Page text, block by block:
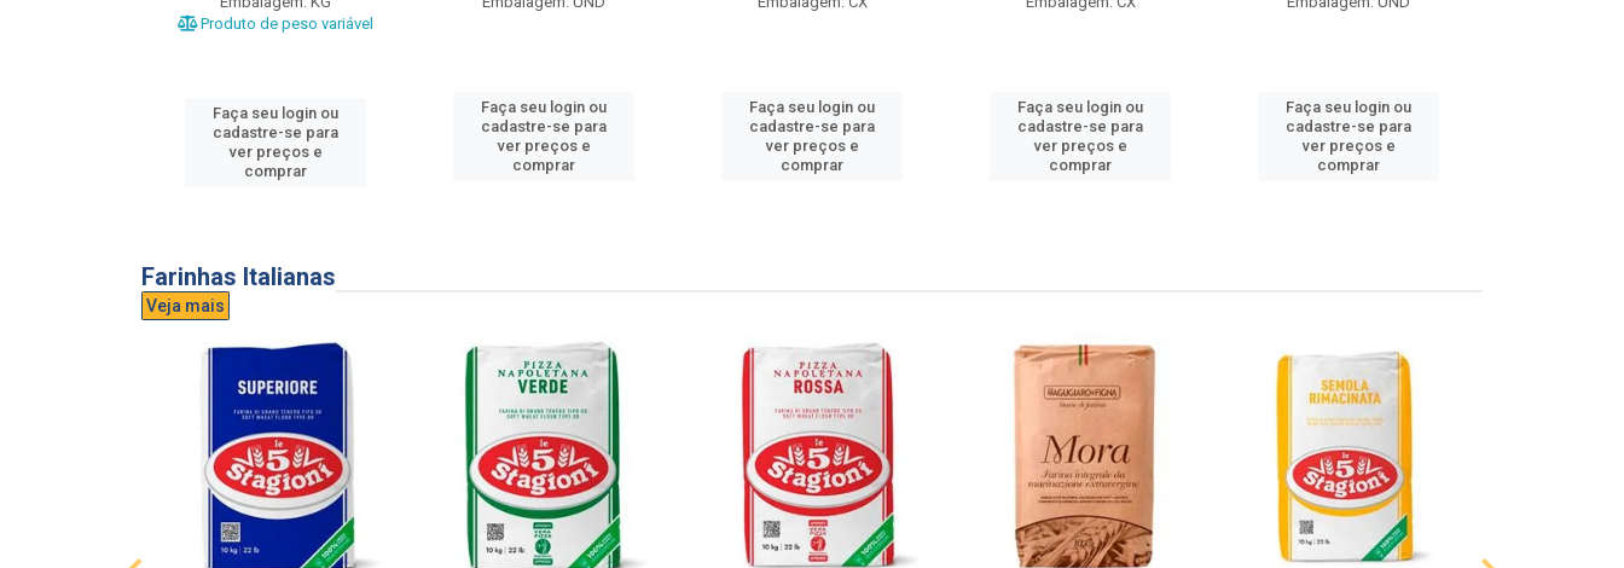
Produto de peso variável
Faça seu login ou
cadastre-se para
ver preços e
comprar
Faça seu login ou
cadastre-se para
ver preços e
comprar
Faça seu login ou
cadastre-se para
ver preços e
comprar
Faça seu login ou
cadastre-se para
ver preços e
comprar
Faça seu login ou
cadastre-se para
ver preços e
comprar
Farinhas Italianas
Veja mais